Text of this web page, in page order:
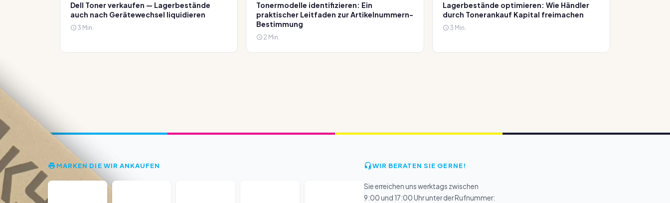
Dell Toner verkaufen — Lagerbestände
auch nach Gerätewechsel liquidieren
3 Min.
Tonermodelle identifizieren: Ein
praktischer Leitfaden zur Artikelnummern-
Bestimmung
2 Min.
Lagerbestände optimieren: Wie Händler
durch Tonerankauf Kapital freimachen
3 Min.
MARKEN DIE WIR ANKAUFEN WIR BERATEN SIE GERNE!
Sie erreichen uns werktags zwischen
9:00 und 17:00 Uhr unter der Rufnummer: